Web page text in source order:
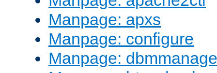
Manpage: apxs
Manpage: configure
Manpage: dbmmanage